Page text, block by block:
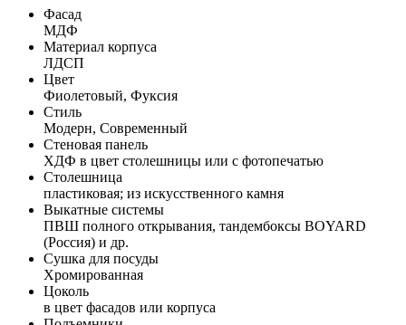
Фасад
МДФ
Материал корпуса
ЛДСП
Цвет
Фиолетовый, Фуксия
Стиль
Модерн, Современный
Стеновая панель
ХДФ в цвет столешницы или с фотопечатью
Столешница
пластиковая; из искусственного камня
Выкатные системы
ПВШ полного открывания, тандембоксы BOYARD
(Россия) и др.
Сушка для посуды
Хромированная
Цоколь
в цвет фасадов или корпуса